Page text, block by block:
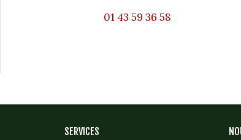
01 43 59 36 58
SERVICES